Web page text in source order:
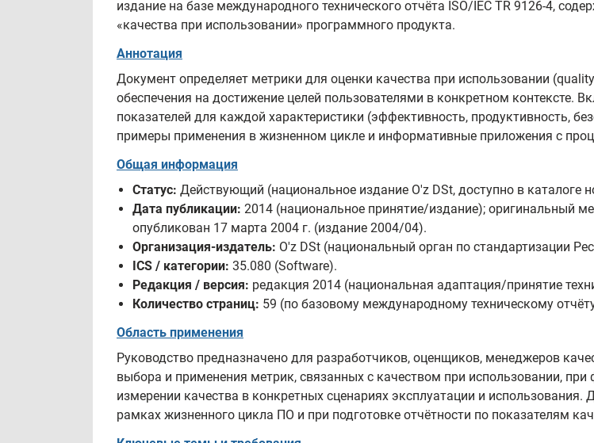
издание на базе международного технического отчёта ISO/IEC TR 9126-4,
«качества при использовании» программного продукта.
Аннотация
Документ определяет метрики для оценки качества при использовании
обеспечения на достижение целей пользователями в конкретном контексте.
показателей для каждой характеристики (эффективность, продуктивность,
примеры применения в жизненном цикле и информативные приложения с
Общая информация
Статус: Действующий (национальное издание O'z DSt, доступно в каталоге
Дата публикации: 2014 (национальное принятие/издание); оригинальный
опубликован 17 марта 2004 г. (издание 2004/04).
Организация-издатель: O'z DSt (национальный орган по стандартизации
ICS / категории: 35.080 (Software).
Редакция / версия: редакция 2014 (национальная адаптация/принятие
Количество страниц: 59 (по базовому международному техническому
Область применения
Руководство предназначено для разработчиков, оценщиков, менеджеров
выбора и применения метрик, связанных с качеством при использовании,
измерении качества в конкретных сценариях эксплуатации и
рамках жизненного цикла ПО и при подготовке отчётности по показателям